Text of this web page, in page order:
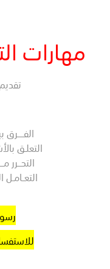
مهارات
الفـــــرق
التعلـق
التحـــرر
للاستفسار